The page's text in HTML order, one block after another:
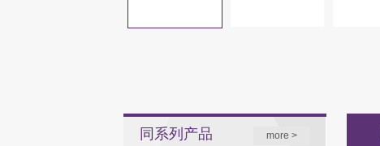
同系列产品 more >